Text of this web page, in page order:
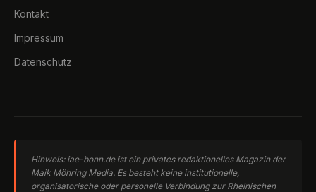
Kontakt
Impressum
Datenschutz
Hinweis: iae-bonn.de ist ein privates redaktionelles Magazin der
Maik Möhring Media. Es besteht keine institutionelle,
organisatorische oder personelle Verbindung zur Rheinischen